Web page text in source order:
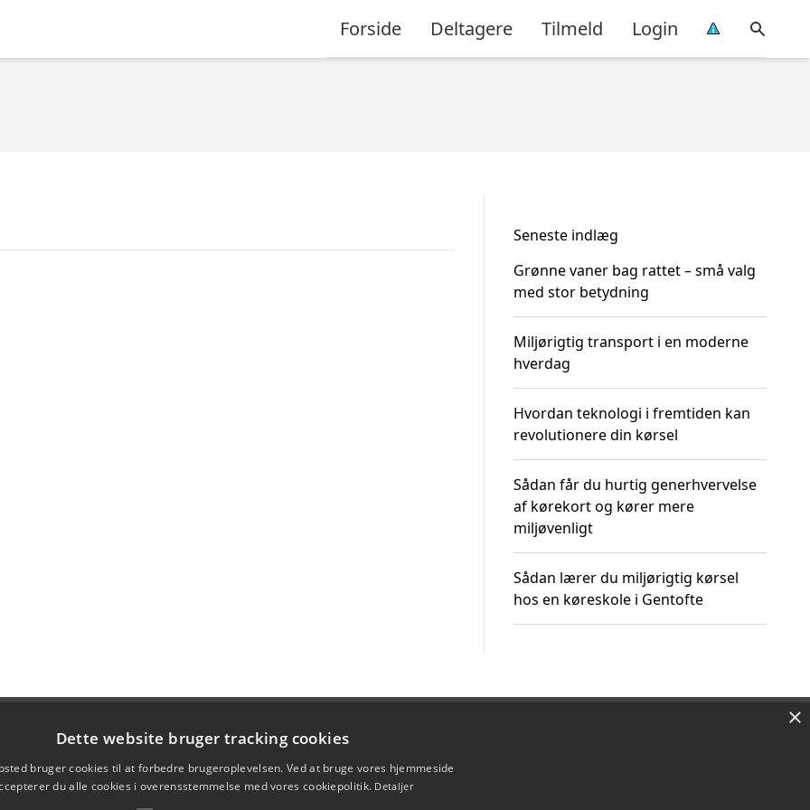
Forside Deltagere Tilmeld Login
Seneste indlæg
Grønne vaner bag rattet – små valg
med stor betydning
Miljørigtig transport i en moderne
hverdag
Hvordan teknologi i fremtiden kan
revolutionere din kørsel
Sådan får du hurtig generhvervelse
af kørekort og kører mere
miljøvenligt
Sådan lærer du miljørigtig kørsel
hos en køreskole i Gentofte
×
Dette website bruger tracking cookies
bruger cookies til at forbedre brugeroplevelsen. Ved at bruge vores hjemmeside
du alle cookies i overensstemmelse med vores cookiepolitik. Detaljer